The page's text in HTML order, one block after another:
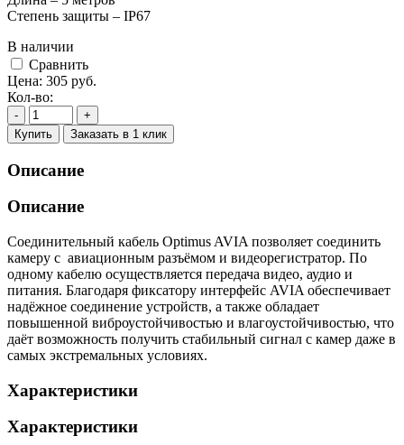
Степень защиты – IP67
В наличии
Cравнить
Цена: 305 руб.
Кол-во:
-
+
Купить
Заказать в 1 клик
Описание
Описание
Соединительный кабель Optimus AVIA позволяет соединить
камеру с авиационным разъёмом и видеорегистратор. По
одному кабелю осуществляется передача видео, аудио и
питания. Благодаря фиксатору интерфейс AVIA обеспечивает
надёжное соединение устройств, а также обладает
повышенной виброустойчивостью и влагоустойчивостью, что
даёт возможность получить стабильный сигнал с камер даже в
самых экстремальных условиях.
Характеристики
Характеристики